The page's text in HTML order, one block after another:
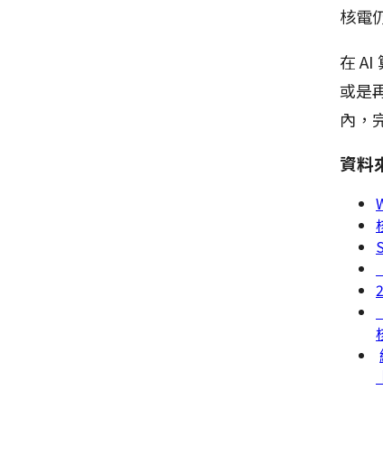
核電
在 AI
或是
內，
資料